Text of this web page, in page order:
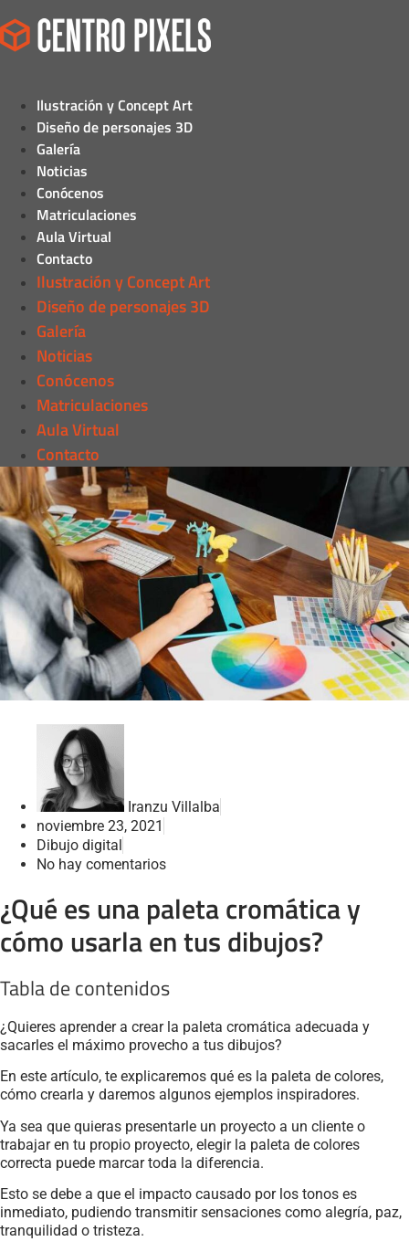
Ilustración y Concept Art
Diseño de personajes 3D
Galería
Noticias
Conócenos
Matriculaciones
Aula Virtual
Contacto
Ilustración y Concept Art
Diseño de personajes 3D
Galería
Noticias
Conócenos
Matriculaciones
Aula Virtual
Contacto
Iranzu Villalba
noviembre 23, 2021
Dibujo digital
No hay comentarios
¿Qué es una paleta cromática y
cómo usarla en tus dibujos?
Tabla de contenidos
¿Quieres aprender a crear la paleta cromática adecuada y
sacarles el máximo provecho a tus dibujos?
En este artículo, te explicaremos qué es la paleta de colores,
cómo crearla y daremos algunos ejemplos inspiradores.
Ya sea que quieras presentarle un proyecto a un cliente o
trabajar en tu propio proyecto, elegir la paleta de colores
correcta puede marcar toda la diferencia.
Esto se debe a que el impacto causado por los tonos es
inmediato, pudiendo transmitir sensaciones como alegría, paz,
tranquilidad o tristeza.